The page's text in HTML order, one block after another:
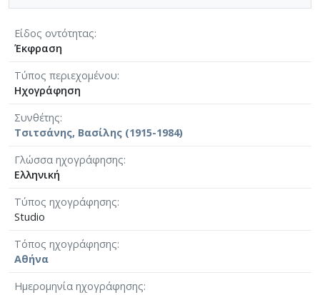
Είδος οντότητας
Έκφραση
Τύπος περιεχομένου
Ηχογράφηση
Συνθέτης
Τσιτσάνης, Βασίλης (1915-1984)
Γλώσσα ηχογράφησης
Ελληνική
Τύπος ηχογράφησης
Studio
Τόπος ηχογράφησης
Αθήνα
Ημερομηνία ηχογράφησης